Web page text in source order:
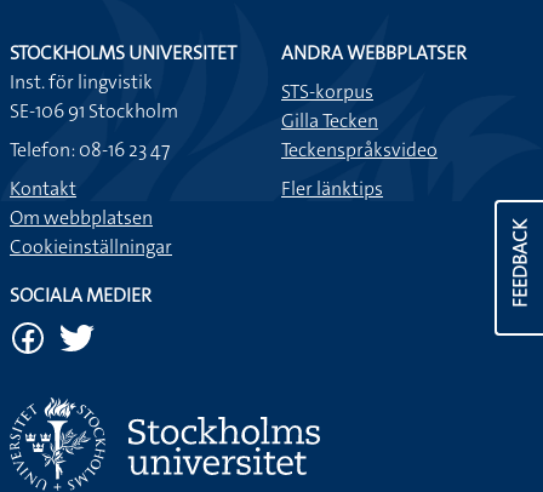
FEEDBACK
STOCKHOLMS UNIVERSITET
Inst. för lingvistik
SE-106 91 Stockholm
Telefon: 08-16 23 47
Kontakt
Om webbplatsen
Cookieinställningar
ANDRA WEBBPLATSER
STS-korpus
Gilla Tecken
Teckenspråksvideo
Fler länktips
SOCIALA MEDIER